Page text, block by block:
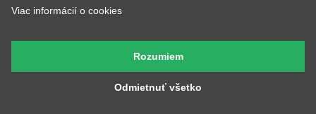
Hobby
Jedlo, pitie a relax
Láska
Zvierata
MyShirt
Viac informácií o cookies
Odmietnuť všetko
Rozumiem